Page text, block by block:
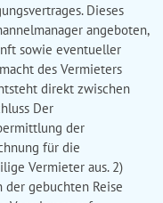
Dieses
angeboten,
sowie eventueller
des Vermieters
direkt zwischen
Der
der
für die
Vermieter aus. 2)
gebuchten Reise